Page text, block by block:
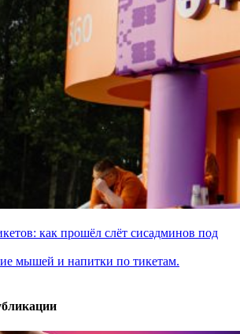
как прошёл слёт сисадминов под
мышей и напитки по тикетам.